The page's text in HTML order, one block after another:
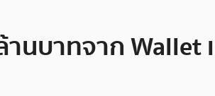
นบาทจาก Wallet